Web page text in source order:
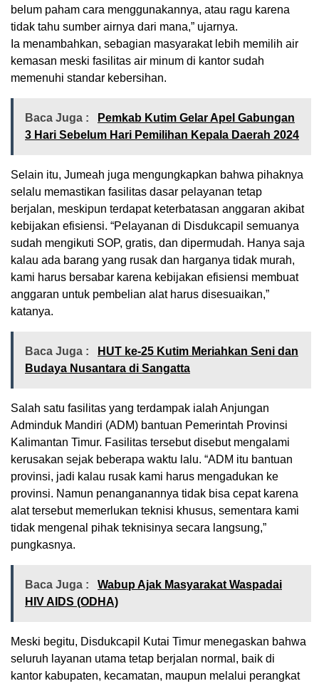
belum paham cara menggunakannya, atau ragu karena
tidak tahu sumber airnya dari mana,” ujarnya.
Ia menambahkan, sebagian masyarakat lebih memilih air
kemasan meski fasilitas air minum di kantor sudah
memenuhi standar kebersihan.
Baca Juga :
Pemkab Kutim Gelar Apel Gabungan
3 Hari Sebelum Hari Pemilihan Kepala Daerah 2024
Selain itu, Jumeah juga mengungkapkan bahwa pihaknya
selalu memastikan fasilitas dasar pelayanan tetap
berjalan, meskipun terdapat keterbatasan anggaran akibat
kebijakan efisiensi. “Pelayanan di Disdukcapil semuanya
sudah mengikuti SOP, gratis, dan dipermudah. Hanya saja
kalau ada barang yang rusak dan harganya tidak murah,
kami harus bersabar karena kebijakan efisiensi membuat
anggaran untuk pembelian alat harus disesuaikan,”
katanya.
Baca Juga :
HUT ke-25 Kutim Meriahkan Seni dan
Budaya Nusantara di Sangatta
Salah satu fasilitas yang terdampak ialah Anjungan
Adminduk Mandiri (ADM) bantuan Pemerintah Provinsi
Kalimantan Timur. Fasilitas tersebut disebut mengalami
kerusakan sejak beberapa waktu lalu. “ADM itu bantuan
provinsi, jadi kalau rusak kami harus mengadukan ke
provinsi. Namun penanganannya tidak bisa cepat karena
alat tersebut memerlukan teknisi khusus, sementara kami
tidak mengenal pihak teknisinya secara langsung,”
pungkasnya.
Baca Juga :
Wabup Ajak Masyarakat Waspadai
HIV AIDS (ODHA)
Meski begitu, Disdukcapil Kutai Timur menegaskan bahwa
seluruh layanan utama tetap berjalan normal, baik di
kantor kabupaten, kecamatan, maupun melalui perangkat